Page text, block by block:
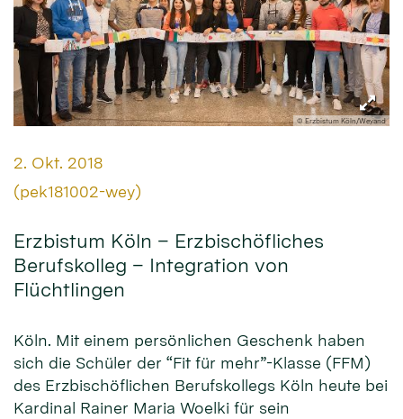
© Erzbistum Köln/Weyand
Datum:
2. Okt. 2018
Von:
(pek181002-wey)
Erzbistum Köln – Erzbischöfliches
Berufskolleg – Integration von
Flüchtlingen
Köln. Mit einem persönlichen Geschenk haben
sich die Schüler der “Fit für mehr”-Klasse (FFM)
des Erzbischöflichen Berufskollegs Köln heute bei
Kardinal Rainer Maria Woelki für sein